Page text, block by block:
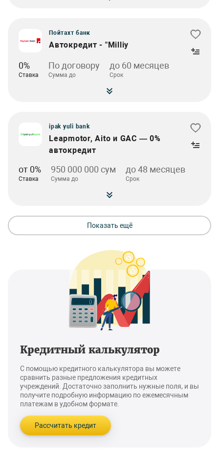
Пойтахт банк
Автокредит - "Milliy
0%
Ставка
По договору
Сумма до
до 60 месяцев
Срок
ipak yuli bank
Leapmotor, Aito и GAC — 0%
автокредит
от 0%
Ставка
950 000 000 сум
Сумма до
до 48 месяцев
Срок
Показать ещё
Кредитный калькулятор
С помощью кредитного калькулятора вы можете
сравнить разные предложения кредитных
учреждений. Достаточно заполнить нужные поля, и вы
получите подробную информацию по ежемесячным
платежам в удобном формате.
Рассчитать кредит